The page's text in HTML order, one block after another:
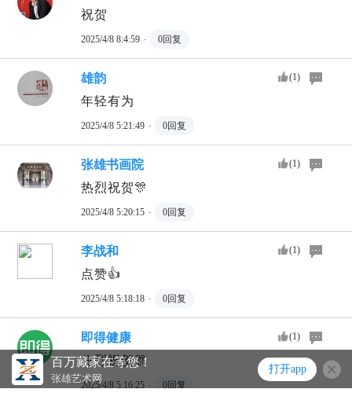
祝贺
2025/4/8 8:4:59 · 0回复
雄韵 (1)
年轻有为
2025/4/8 5:21:49 · 0回复
张雄书画院 (1)
热烈祝贺🎊
2025/4/8 5:20:15 · 0回复
李战和 (1)
点赞👍
2025/4/8 5:18:18 · 0回复
即得健康 (1)
热烈祝贺🎊
2025/4/8 5:16:25 · 0回复
百万藏家在等您！
张雄艺术网
打开app